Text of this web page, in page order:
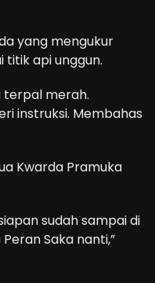
yang mengukur
titik api unggun.
terpal merah.
instruksi. Membahas
Kwarda Pramuka
sudah sampai di
Saka nanti,”